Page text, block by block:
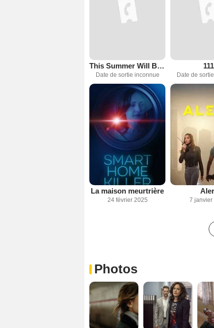
This Summer Will Be Different
Date de sortie inconnue
111
Date de
La maison meurtrière
24 février 2025 7 janvier
Photos